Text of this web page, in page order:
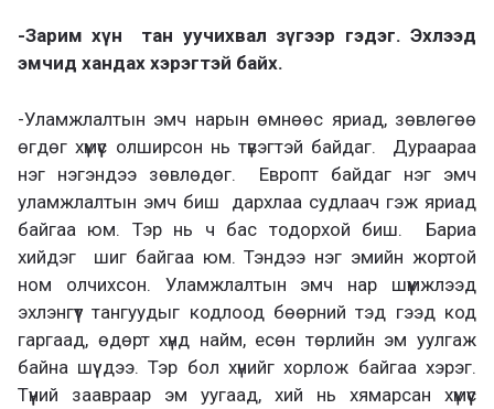
-Зарим хүн тан уучихвал зүгээр гэдэг. Эхлээд
эмчид хандах хэрэгтэй байх.
-Уламжлалтын эмч нарын өмнөөс яриад, зөвлөгөө
өгдөг хүмүүс олширсон нь түвэгтэй байдаг. Дураараа
нэг нэгэндээ зөвлөдөг. Европт байдаг нэг эмч
уламжлалтын эмч биш дархлаа судлаач гэж яриад
байгаа юм. Тэр нь ч бас тодорхой биш. Бариа
хийдэг шиг байгаа юм. Тэндээ нэг эмийн жортой
ном олчихсон. Уламжлалтын эмч нар шүүмжлээд
эхлэнгүүт тангуудыг кодлоод бөөрний тэд гээд код
гаргаад, өдөрт хүнд найм, есөн төрлийн эм уулгаж
байна шүү дээ. Тэр бол хүнийг хорлож байгаа хэрэг.
Түүний заавраар эм уугаад, хий нь хямарсан хүмүүс